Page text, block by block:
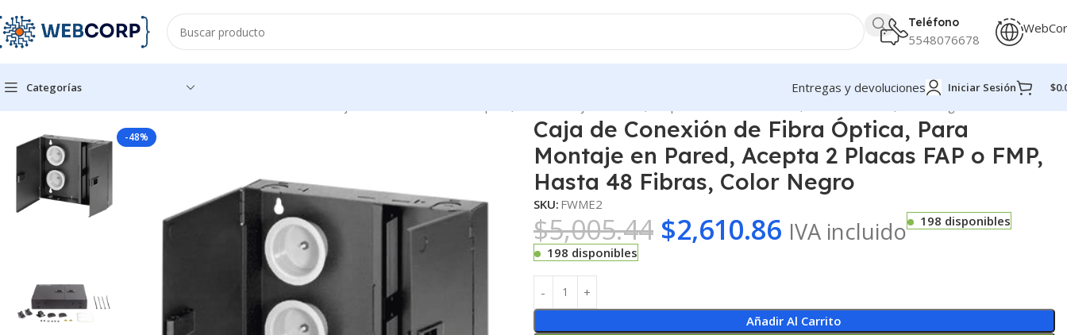
Teléfono
5548076678
Categorías Entregas y devoluciones Iniciar Sesión $
-48%
Caja de Conexión de Fibra Óptica, Para
Montaje en Pared, Acepta 2 Placas FAP o FMP,
Hasta 48 Fibras, Color Negro
SKU: FWME2
$5,005.44 $2,610.86 IVA incluido
198 disponibles
198 disponibles
Añadir Al Carrito